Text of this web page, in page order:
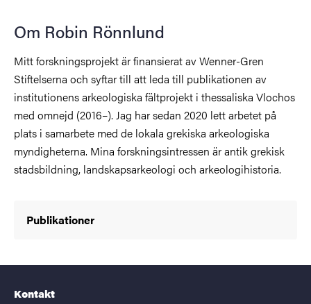
Om Robin Rönnlund
Mitt forskningsprojekt är finansierat av Wenner-Gren
Stiftelserna och syftar till att leda till publikationen av
institutionens arkeologiska fältprojekt i thessaliska Vlochos
med omnejd (2016–). Jag har sedan 2020 lett arbetet på
plats i samarbete med de lokala grekiska arkeologiska
myndigheterna. Mina forskningsintressen är antik grekisk
stadsbildning, landskapsarkeologi och arkeologihistoria.
Publikationer
Kontakt